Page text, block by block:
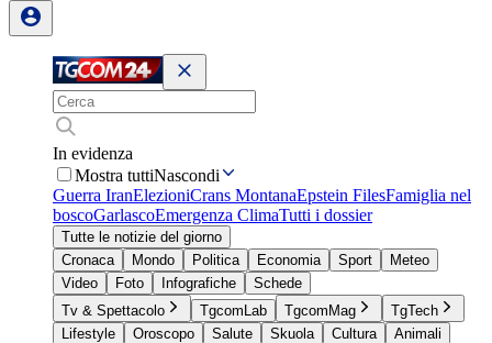
In evidenza
Mostra tuttiNascondi
Guerra IranElezioniCrans MontanaEpstein FilesFamiglia nel
boscoGarlascoEmergenza ClimaTutti i dossier
Tutte le notizie del giorno
Cronaca
Mondo Politica Economia Sport
Meteo
Video
Foto Infografiche
Schede
Tv & Spettacolo
TgcomLab TgcomMag
TgTech
Lifestyle
Oroscopo Salute Skuola Cultura
Animali